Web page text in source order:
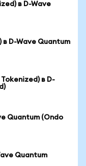
в D-Wave
D-Wave Quantum
в D-
Quantum (Ondo
Quantum